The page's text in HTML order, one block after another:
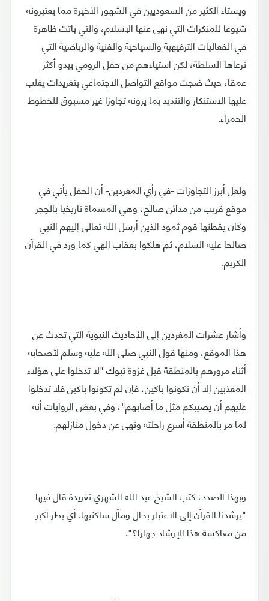
ويستاء الكثير من السعوديين في الشهور الأخيرة مما يعتبرونه
شيوعا للمنكرات التي نهى عنها الإسلام، والتي باتت ظاهرة
في الفعاليات الترفيهية والسياحية والفنية والرياضية التي
ترعاها السلطة، لكن استياءهم من حفل الرومي يبدو أكثر
عمقا، حيث ضجت مواقع التواصل الاجتماعي بتغريدات يغلب
عليها الاستنكار والتنديد بما يرونه تجاوزا غير مسبوق للخطوط
الحمراء.
ولعل أبرز التجاوزات -في رأي المغردين- أن الحفل يأتي في
موقع قريب من مدائن صالح، وهي المسماة تاريخيا بالحِجر
وكان يقطنها قوم ثمود الذين أرسل الله تعالى إليهم النبي
صالحا عليه السلام، ثم هلكوا بعقاب إلهي كما ورد في القرآن
الكريم.
وأشار عشرات المغردين إلى الأحاديث النبوية التي تحدث عن
هذا الموقع، ومنها قول النبي صلى الله عليه وسلم لأصحابه
أثناء مرورهم بالمنطقة قبل غزوة تبوك "لا تدخلوا على هؤلاء
المعذبين إلا أن تكونوا باكين، فإن لم تكونوا باكين فلا تدخلوا
عليهم أن يصيبكم مثل ما أصابهم"، وفي بعض الروايات أنه
لما مر بالمنطقة أسرع راحلته ونهى عن دخول منازلهم.
وبهذا الصدد، كتب الشيخ عبد الله الشهري تغريدة قال فيها
"يرشدنا القرآن إلى الاعتبار بحال ومآل ساكنيها. أي بطر أكبر
من معاكسة هذا الإرشاد جهارا؟".